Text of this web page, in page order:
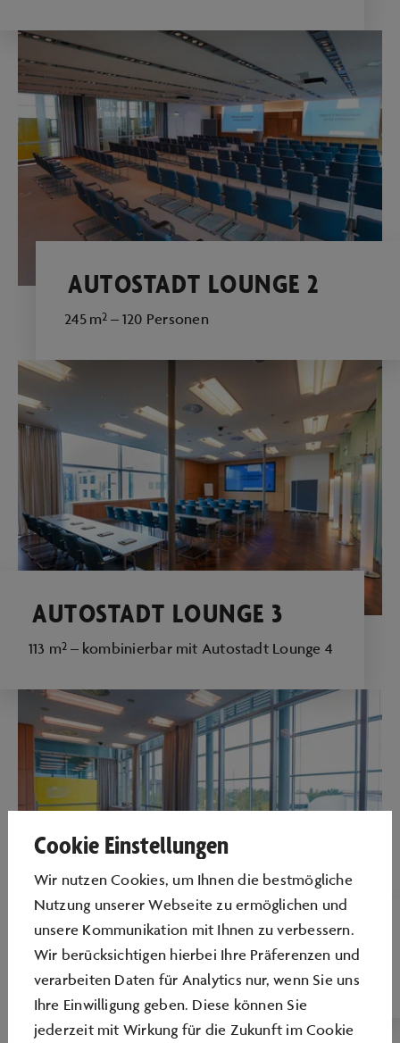
AUTOSTADT LOUNGE 2
245 m² – 120 Personen
AUTOSTADT LOUNGE 3
113 m² – kombinierbar mit Autostadt Lounge 4
AUTOSTADT LOUNGE 4
57 m² – kombinierbar mit Autostadt Lounge 3
Cookie Einstellungen
Wir nutzen Cookies, um Ihnen die bestmögliche
Nutzung unserer Webseite zu ermöglichen und
unsere Kommunikation mit Ihnen zu verbessern.
Wir berücksichtigen hierbei Ihre Präferenzen und
verarbeiten Daten für Analytics nur, wenn Sie uns
Ihre Einwilligung geben. Diese können Sie
jederzeit mit Wirkung für die Zukunft im Cookie